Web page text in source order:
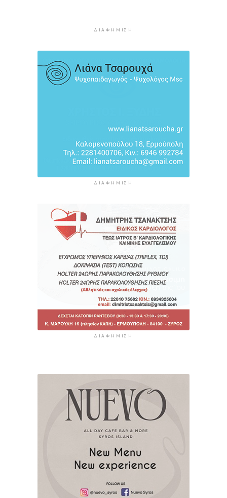
Αγρότες: Η νέα αίτηση ενίσχυσης 2026 στο
myAGRO, οι αλλαγές και οι προθεσμίες
12 ώρες 13 λεπτά πρίν
ΔΙΑΦΉΜΙΣΗ
ΔΙΑΦΉΜΙΣΗ
ΔΙΑΦΉΜΙΣΗ